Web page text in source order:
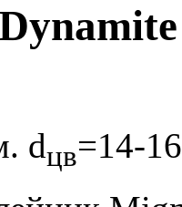
dцв=14-